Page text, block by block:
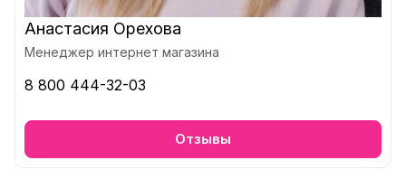
Анастасия Орехова
Менеджер интернет магазина
8 800 444-32-03
Отзывы